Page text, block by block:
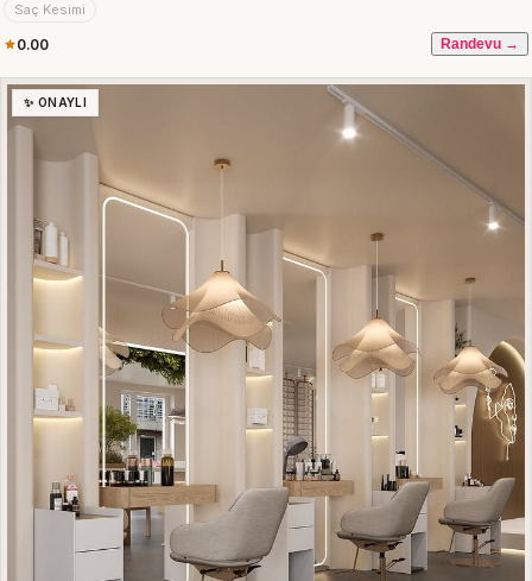
Saç Kesimi
0.00 Randevu →
✨ ONAYLI